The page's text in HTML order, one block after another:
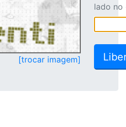
[trocar imagem]
lado no